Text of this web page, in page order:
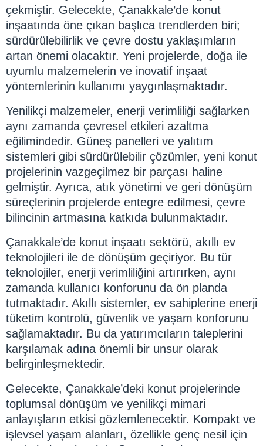
çekmiştir. Gelecekte, Çanakkale’de konut
inşaatında öne çıkan başlıca trendlerden biri;
sürdürülebilirlik ve çevre dostu yaklaşımların
artan önemi olacaktır. Yeni projelerde, doğa ile
uyumlu malzemelerin ve inovatif inşaat
yöntemlerinin kullanımı yaygınlaşmaktadır.
Yenilikçi malzemeler, enerji verimliliği sağlarken
aynı zamanda çevresel etkileri azaltma
eğilimindedir. Güneş panelleri ve yalıtım
sistemleri gibi sürdürülebilir çözümler, yeni konut
projelerinin vazgeçilmez bir parçası haline
gelmiştir. Ayrıca, atık yönetimi ve geri dönüşüm
süreçlerinin projelerde entegre edilmesi, çevre
bilincinin artmasına katkıda bulunmaktadır.
Çanakkale’de konut inşaatı sektörü, akıllı ev
teknolojileri ile de dönüşüm geçiriyor. Bu tür
teknolojiler, enerji verimliliğini artırırken, aynı
zamanda kullanıcı konforunu da ön planda
tutmaktadır. Akıllı sistemler, ev sahiplerine enerji
tüketim kontrolü, güvenlik ve yaşam konforunu
sağlamaktadır. Bu da yatırımcıların taleplerini
karşılamak adına önemli bir unsur olarak
belirginleşmektedir.
Gelecekte, Çanakkale’deki konut projelerinde
toplumsal dönüşüm ve yenilikçi mimari
anlayışların etkisi gözlemlenecektir. Kompakt ve
işlevsel yaşam alanları, özellikle genç nesil için